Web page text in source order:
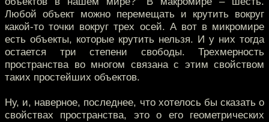
Любой объект можно перемещать и крутить вокруг
какой-то точки вокруг трех осей. А вот в микромире
есть объекты, которые крутить нельзя. И у них тогда
остается три степени свободы. Трехмерность
пространства во многом связана с этим свойством
таких простейших объектов.
Ну, и, наверное, последнее, что хотелось бы сказать о
свойствах пространства, это о его геометрических